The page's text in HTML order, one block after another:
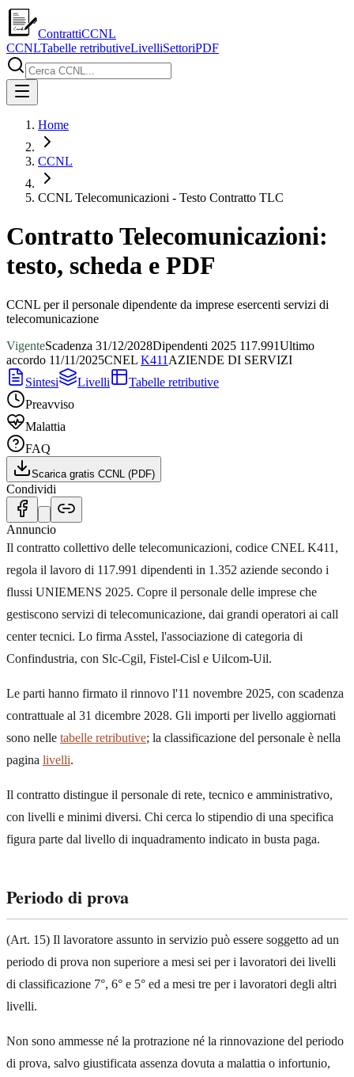
ContrattiCCNL
CCNLTabelle retributiveLivelliSettoriPDF
Home
CCNL
CCNL Telecomunicazioni - Testo Contratto TLC
Contratto Telecomunicazioni:
testo, scheda e PDF
CCNL per il personale dipendente da imprese esercenti servizi di
telecomunicazione
VigenteScadenza 31/12/2028Dipendenti 2025 117.991Ultimo
accordo 11/11/2025CNEL K411 AZIENDE DI SERVIZI
Sintesi
Livelli
Tabelle retributive
Preavviso
Malattia
FAQ
Scarica gratis CCNL (PDF)
Condividi
Annuncio
Il contratto collettivo delle telecomunicazioni, codice CNEL K411,
regola il lavoro di 117.991 dipendenti in 1.352 aziende secondo i
flussi UNIEMENS 2025. Copre il personale delle imprese che
gestiscono servizi di telecomunicazione, dai grandi operatori ai call
center tecnici. Lo firma Asstel, l'associazione di categoria di
Confindustria, con Slc-Cgil, Fistel-Cisl e Uilcom-Uil.
Le parti hanno firmato il rinnovo l'11 novembre 2025, con scadenza
contrattuale al 31 dicembre 2028. Gli importi per livello aggiornati
sono nelle tabelle retributive; la classificazione del personale è nella
pagina livelli.
Il contratto distingue il personale di rete, tecnico e amministrativo,
con livelli e minimi diversi. Chi cerca lo stipendio di una specifica
figura parte dal livello di inquadramento indicato in busta paga.
Periodo di prova
(Art. 15) Il lavoratore assunto in servizio può essere soggetto ad un
periodo di prova non superiore a mesi sei per i lavoratori dei livelli
di classificazione 7°, 6° e 5° ed a mesi tre per i lavoratori degli altri
livelli.
Non sono ammesse né la protrazione né la rinnovazione del periodo
di prova, salvo giustificata assenza dovuta a malattia o infortunio,